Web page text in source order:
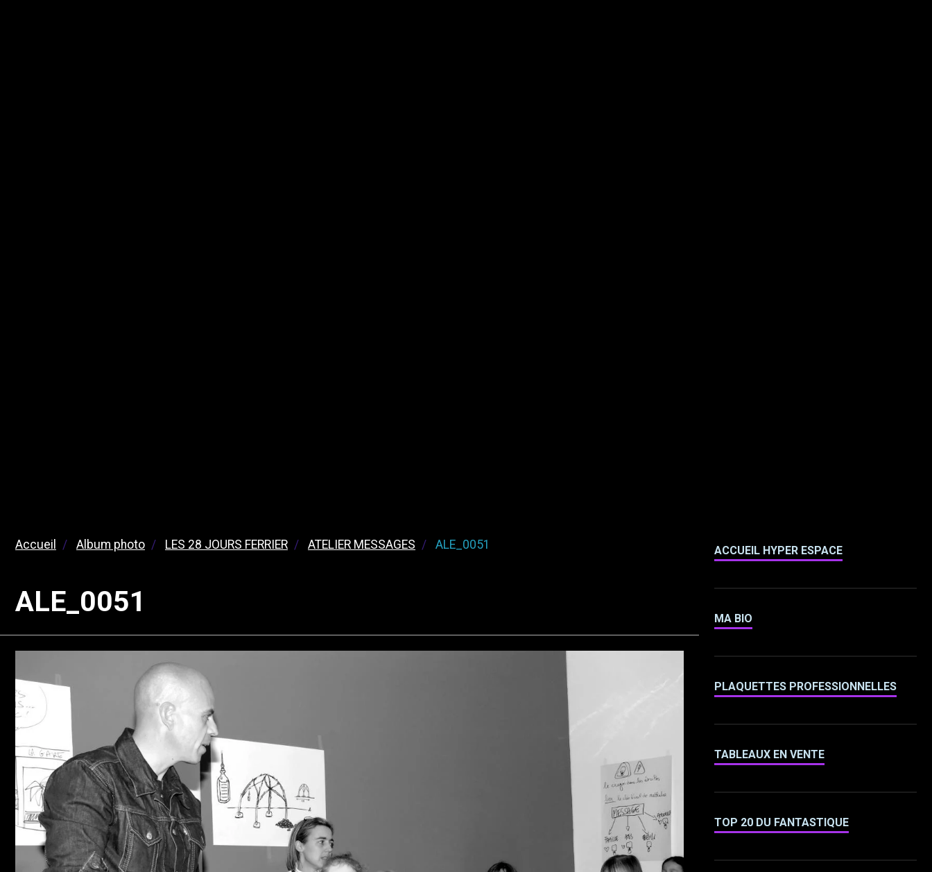
Accueil Album photo LES 28 JOURS FERRIER ATELIER MESSAGES ALE_0051
ALE_0051
ACCUEIL HYPER ESPACE
MA BIO
PLAQUETTES PROFESSIONNELLES
TABLEAUX EN VENTE
TOP 20 DU FANTASTIQUE